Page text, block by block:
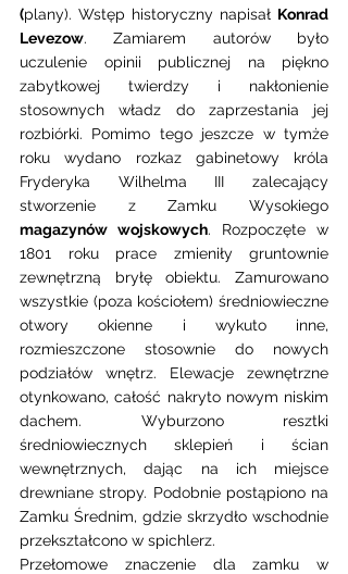
(plany). Wstęp historyczny napisał Konrad
Levezow. Zamiarem autorów było
uczulenie opinii publicznej na piękno
zabytkowej twierdzy i nakłonienie
stosownych władz do zaprzestania jej
rozbiórki. Pomimo tego jeszcze w tymże
roku wydano rozkaz gabinetowy króla
Fryderyka Wilhelma III zalecający
magazynów wojskowych. Rozpoczęte w
1801 roku prace zmieniły gruntownie
zewnętrzną bryłę obiektu. Zamurowano
wszystkie (poza kościołem) średniowieczne
otwory okienne i wykuto inne,
rozmieszczone stosownie do nowych
podziałów wnętrz. Elewacje zewnętrzne
otynkowano, całość nakryto nowym niskim
dachem. Wyburzono resztki
średniowiecznych sklepień i ścian
wewnętrznych, dając na ich miejsce
drewniane stropy. Podobnie postąpiono na
Zamku Średnim, gdzie skrzydło wschodnie
przekształcono w spichlerz.
Przełomowe znaczenie dla zamku w